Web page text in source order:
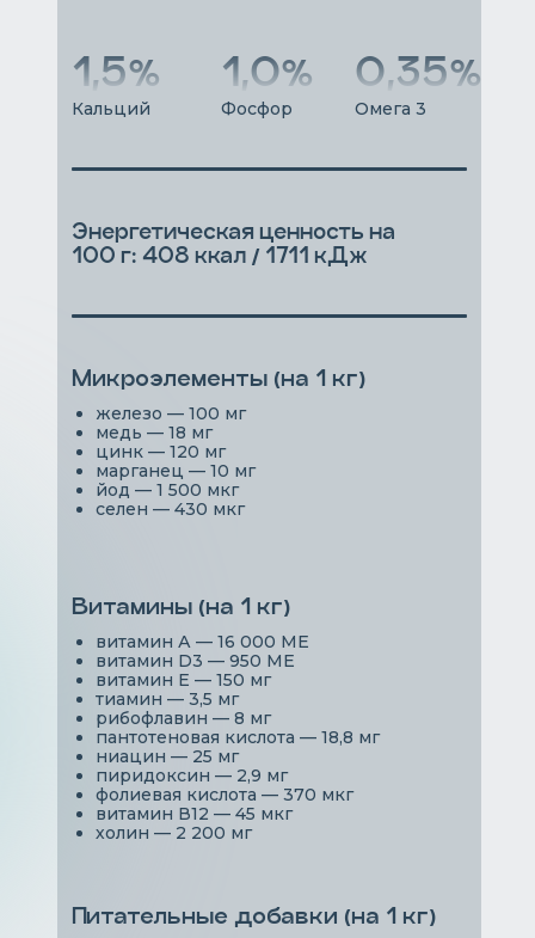
Кальций
1,5%
Фосфор
1,0%
Омега 3
0,35%
Энергетическая ценность на
100 г: 408 ккал / 1711 кДж
Микроэлементы (на 1 кг)
железо — 100 мг
медь — 18 мг
цинк — 120 мг
марганец — 10 мг
йод — 1 500 мкг
селен — 430 мкг
Витамины (на 1 кг)
витамин А — 16 000 МЕ
витамин D3 — 950 МЕ
витамин Е — 150 мг
тиамин — 3,5 мг
рибофлавин — 8 мг
пантотеновая кислота — 18,8 мг
ниацин — 25 мг
пиридоксин — 2,9 мг
фолиевая кислота — 370 мкг
витамин В12 — 45 мкг
холин — 2 200 мг
Питательные добавки (на 1 кг)